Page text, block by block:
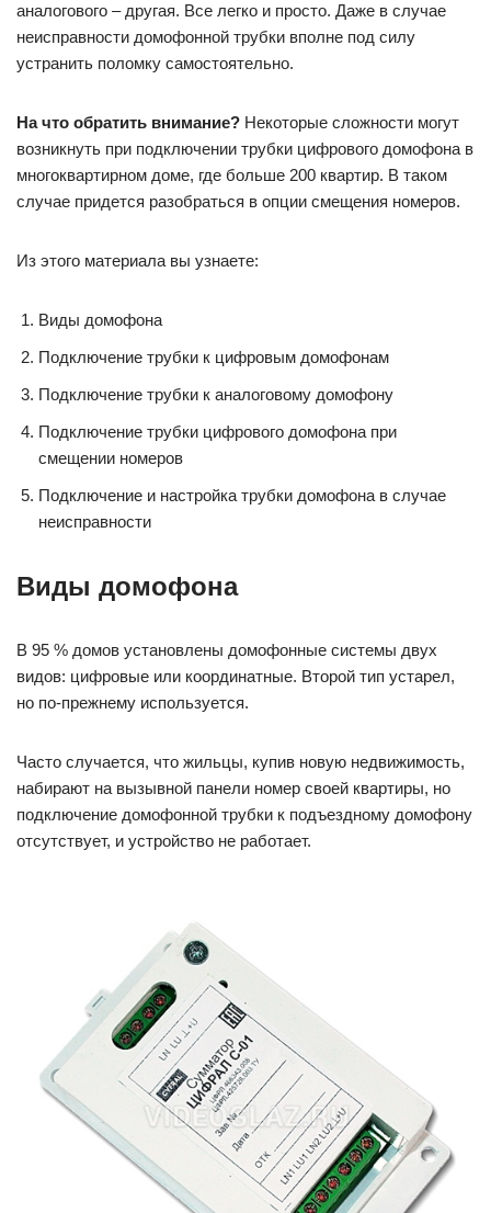
аналогового – другая. Все легко и просто. Даже в случае
неисправности домофонной трубки вполне под силу
устранить поломку самостоятельно.
На что обратить внимание? Некоторые сложности могут
возникнуть при подключении трубки цифрового домофона в
многоквартирном доме, где больше 200 квартир. В таком
случае придется разобраться в опции смещения номеров.
Из этого материала вы узнаете:
Виды домофона
Подключение трубки к цифровым домофонам
Подключение трубки к аналоговому домофону
Подключение трубки цифрового домофона при
смещении номеров
Подключение и настройка трубки домофона в случае
неисправности
Виды домофона
В 95 % домов установлены домофонные системы двух
видов: цифровые или координатные. Второй тип устарел,
но по-прежнему используется.
Часто случается, что жильцы, купив новую недвижимость,
набирают на вызывной панели номер своей квартиры, но
подключение домофонной трубки к подъездному домофону
отсутствует, и устройство не работает.